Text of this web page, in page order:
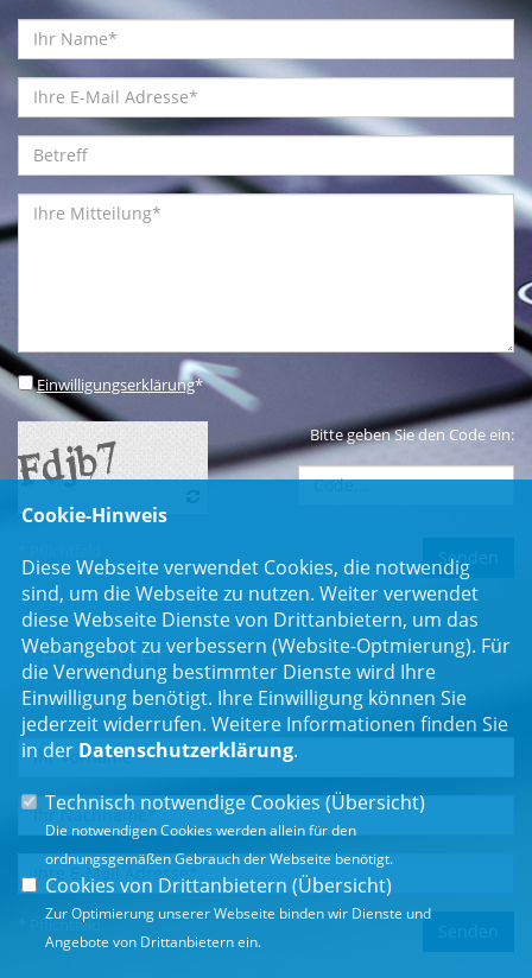
Einwilligungserklärung*
Bitte geben Sie den Code ein:
Newsletter
Erhalten Sie Neuigkeiten aus dem Landtag und der Region.
* Pflichtfeld
Cookie-Hinweis
Diese Webseite verwendet Cookies, die notwendig
sind, um die Webseite zu nutzen. Weiter verwendet
diese Webseite Dienste von Drittanbietern, um das
Webangebot zu verbessern (Website-Optmierung). Für
die Verwendung bestimmter Dienste wird Ihre
Einwilligung benötigt. Ihre Einwilligung können Sie
jederzeit widerrufen. Weitere Informationen finden Sie
in der Datenschutzerklärung.
Technisch notwendige Cookies (Übersicht)
Die notwendigen Cookies werden allein für den
ordnungsgemäßen Gebrauch der Webseite benötigt.
Cookies von Drittanbietern (Übersicht)
Zur Optimierung unserer Webseite binden wir Dienste und
Angebote von Drittanbietern ein.